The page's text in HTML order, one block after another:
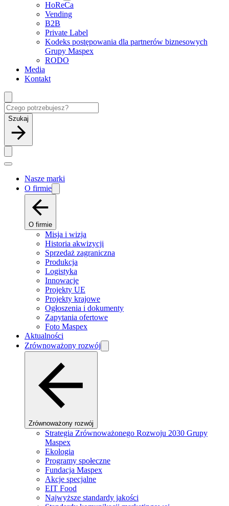
HoReCa
Vending
B2B
Private Label
Kodeks postępowania dla partnerów biznesowych
Grupy Maspex
RODO
Media
Kontakt
Szukaj
Nasze marki
O firmie
O firmie
Misja i wizja
Historia akwizycji
Sprzedaż zagraniczna
Produkcja
Logistyka
Innowacje
Projekty UE
Projekty krajowe
Ogłoszenia i dokumenty
Zapytania ofertowe
Foto Maspex
Aktualności
Zrównoważony rozwój
Zrównoważony rozwój
Strategia Zrównoważonego Rozwoju 2030 Grupy
Maspex
Ekologia
Programy społeczne
Fundacja Maspex
Akcje specjalne
EIT Food
Najwyższe standardy jakości